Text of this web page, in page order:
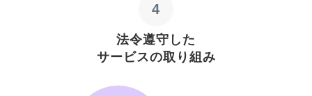
4
法令遵守した
サービスの取り組み